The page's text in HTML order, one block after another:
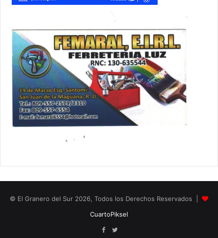
© El Granero del Sur 2026, Todos los Derechos Reservados |
CuartoPiksel